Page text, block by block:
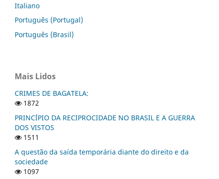
Italiano
Português (Portugal)
Português (Brasil)
Mais Lidos
CRIMES DE BAGATELA:
1872
PRINCÍPIO DA RECIPROCIDADE NO BRASIL E A GUERRA
DOS VISTOS
1511
A questão da saída temporária diante do direito e da
sociedade
1097